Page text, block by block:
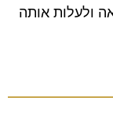
ולעלות אותה